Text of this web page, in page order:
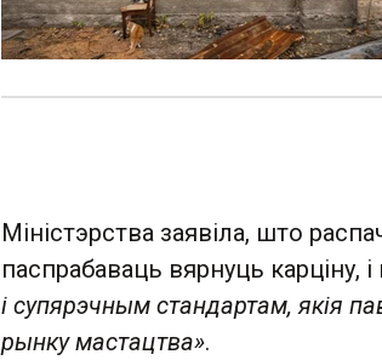
Міністэрства заявіла, што
паспрабаваць вярнуць карціну,
і супярэчным стандартам, якія
рынку мастацтва».